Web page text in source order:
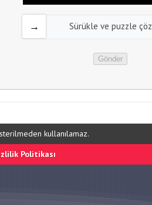
Sürükle ve puzzle çöz
kullanılamaz.
Politikası